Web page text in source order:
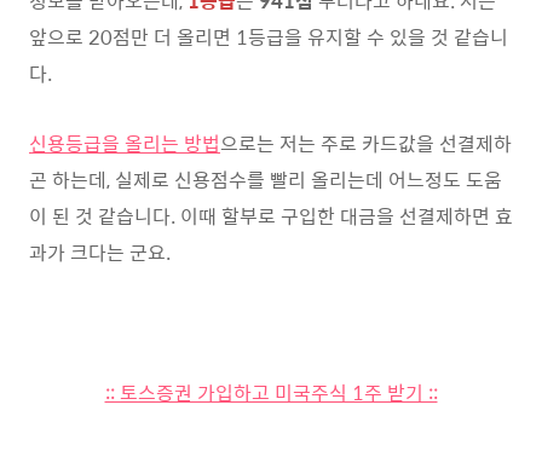
앞으로 20점만 더 올리면 1등급을 유지할 수 있을 것 같습니
다.
신용등급을 올리는 방법으로는 저는 주로 카드값을 선결제하
곤 하는데, 실제로 신용점수를 빨리 올리는데 어느정도 도움
이 된 것 같습니다. 이때 할부로 구입한 대금을 선결제하면 효
과가 크다는 군요.
:: 토스증권 가입하고 미국주식 1주 받기 ::